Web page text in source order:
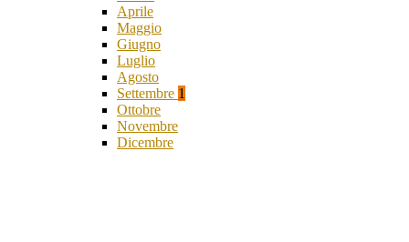
Aprile
Maggio
Giugno
Luglio
Agosto
Settembre 1
Ottobre
Novembre
Dicembre